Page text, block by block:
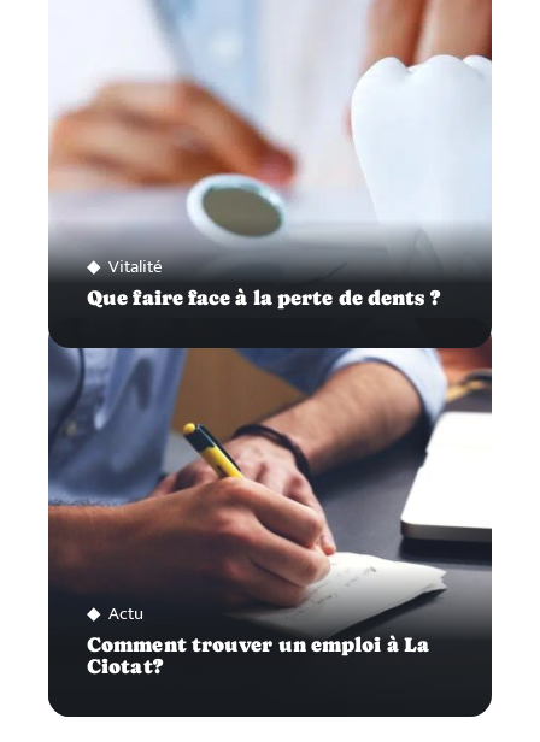
Vitalité
Que faire face à la perte de dents ?
Actu
Comment trouver un emploi à La
Ciotat?